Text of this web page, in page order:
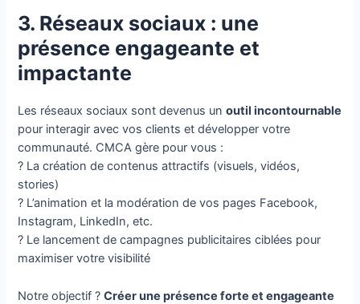
3. Réseaux sociaux : une
présence engageante et
impactante
Les réseaux sociaux sont devenus unoutil incontournable
pour interagir avec vos clients et développer votre
communauté. CMCA gère pour vous :
? La création de contenus attractifs (visuels, vidéos,
stories)
? L’animation et la modération de vos pages Facebook,
Instagram, LinkedIn, etc.
? Le lancement de campagnes publicitaires ciblées pour
maximiser votre visibilité
Notre objectif ?Créer une présence forte et engageante